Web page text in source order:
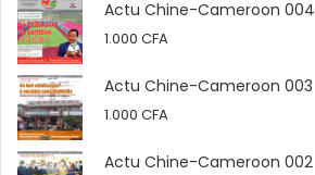
Actu Chine-Cameroon 004
1.000 CFA
Actu Chine-Cameroon 003
1.000 CFA
Actu Chine-Cameroon 002